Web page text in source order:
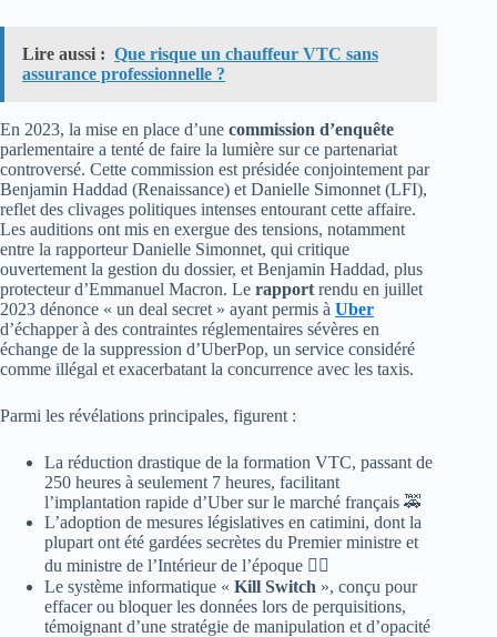
Lire aussi : Que risque un chauffeur VTC sans
assurance professionnelle ?
En 2023, la mise en place d’une commission d’enquête
parlementaire a tenté de faire la lumière sur ce partenariat
controversé. Cette commission est présidée conjointement par
Benjamin Haddad (Renaissance) et Danielle Simonnet (LFI),
reflet des clivages politiques intenses entourant cette affaire.
Les auditions ont mis en exergue des tensions, notamment
entre la rapporteur Danielle Simonnet, qui critique
ouvertement la gestion du dossier, et Benjamin Haddad, plus
protecteur d’Emmanuel Macron. Le rapport rendu en juillet
2023 dénonce « un deal secret » ayant permis à Uber
d’échapper à des contraintes réglementaires sévères en
échange de la suppression d’UberPop, un service considéré
comme illégal et exacerbatant la concurrence avec les taxis.
Parmi les révélations principales, figurent :
La réduction drastique de la formation VTC, passant de
250 heures à seulement 7 heures, facilitant
l’implantation rapide d’Uber sur le marché français 🚕
L’adoption de mesures législatives en catimini, dont la
plupart ont été gardées secrètes du Premier ministre et
du ministre de l’Intérieur de l’époque 🕵️‍♂️
Le système informatique « Kill Switch », conçu pour
effacer ou bloquer les données lors de perquisitions,
témoignant d’une stratégie de manipulation et d’opacité